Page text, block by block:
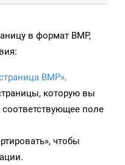
в формат BMP,
BMP».
которую вы
соответствующее поле
чтобы